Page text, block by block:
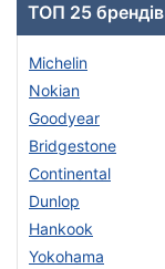
ТОП 25 брендів
Michelin
Nokian
Goodyear
Bridgestone
Continental
Dunlop
Hankook
Yokohama